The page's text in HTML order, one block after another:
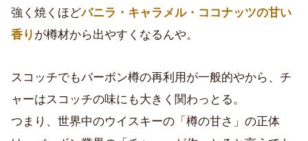
強く焼くほどバニラ・キャラメル・ココナッツの甘い
香り が樽材から出やすくなるんや。
スコッチでもバーボン樽の再利用が一般的やから、チ
ャーはスコッチの味にも大きく関わっとる。
つまり、世界中のウイスキーの「樽の甘さ」の正体